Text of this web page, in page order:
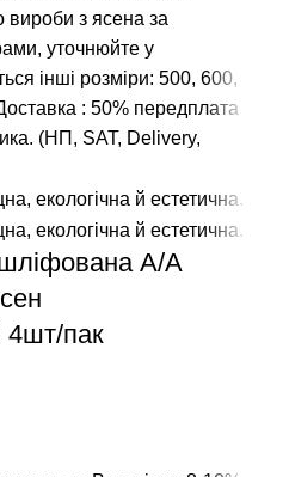
вироби з ясена за
уточнюйте у
інші розміри: 500, 600,
: 50% передплата
(НП, SAT, Delivery,
А/А
4шт/пак